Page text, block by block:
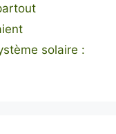
solaire :